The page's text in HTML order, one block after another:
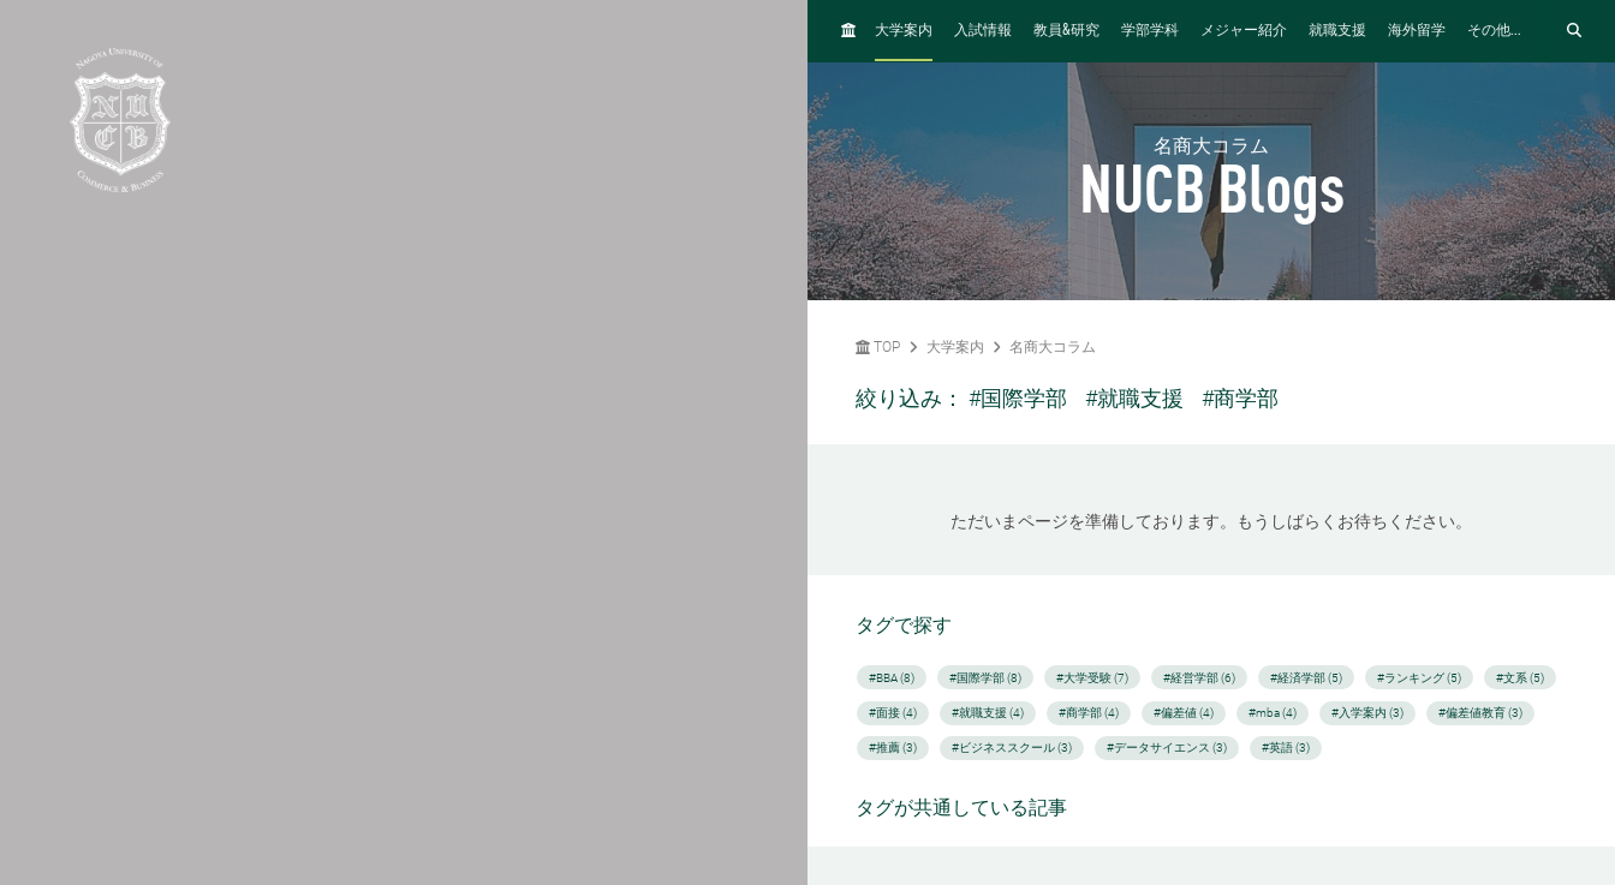
H
大学案内 入試情報 教員&研究 学部学科 メジャー紹介 就職支援 海外留学 その他...
名商大コラム
NUCB Blogs
TOP 大学案内 名商大コラム
絞り込み： #国際学部 #就職支援 #商学部
ただいまページを準備しております。もうしばらくお待ちください。
タグで探す
#BBA (8) #国際学部 (8) #大学受験 (7) #経営学部 (6) #経済学部 (5) #ランキング (5) #文系 (5)
#面接 (4) #就職支援 (4) #商学部 (4) #偏差値 (4) #mba (4) #入学案内 (3) #偏差値教育 (3)
#推薦 (3) #ビジネススクール (3) #データサイエンス (3) #英語 (3)
タグが共通している記事